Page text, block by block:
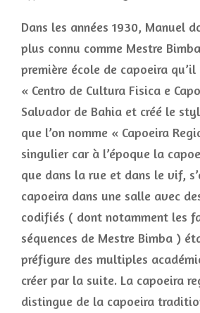
Dans les années 1930, Manuel
plus connu comme Mestre
première école de capoeira
« Centro de Cultura Fisica e
Salvador de Bahia et créé le
que l’on nomme « Capoeira
singulier car à l’époque la
que dans la rue et dans le vif,
capoeira dans une salle avec
codifiés ( dont notamment les
séquences de Mestre Bimba )
préfigure des multiples
créer par la suite. La capoeira
distingue de la capoeira